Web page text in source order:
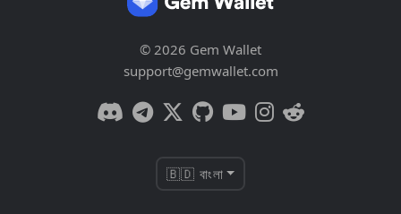
© 2026 Gem Wallet
support@gemwallet.com
🇧🇩 বাংলা